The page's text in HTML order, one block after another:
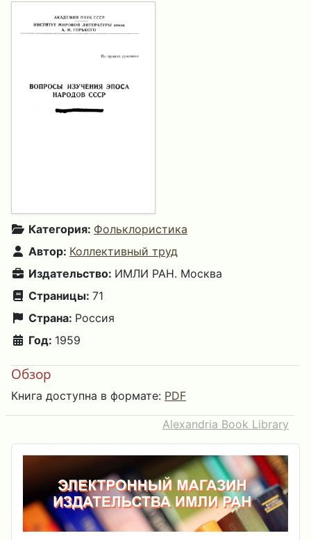
Категория: Фольклористика
Автор: Коллективный труд
Издательство: ИМЛИ РАН. Москва
Страницы: 71
Страна: Россия
Год: 1959
Обзор
Книга доступна в формате: PDF
Alexandria Book Library